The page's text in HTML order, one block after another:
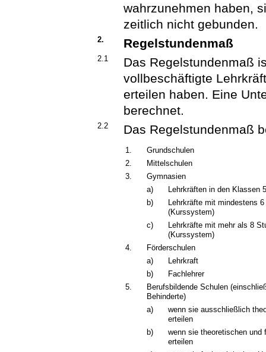
wahrzunehmen haben,
zeitlich nicht gebunden.
2. Regelstundenmaß
2.1
Das Regelstundenmaß
vollbeschäftigte
erteilen haben. Eine
berechnet.
2.2 Das Regelstundenmaß
1.
Grundschulen
2.
Mittelschulen
3.
Gymnasien
a)
Lehrkräften in den Klassen
b)
Lehrkräfte mit mindestens
(Kurssystem)
c)
Lehrkräfte mit mehr als 8
(Kurssystem)
4.
Förderschulen
a)
Lehrkraft
b)
Fachlehrer
5.
Berufsbildende Schulen
Behinderte)
a)
wenn sie ausschließlich
erteilen
b)
wenn sie theoretischen
erteilen